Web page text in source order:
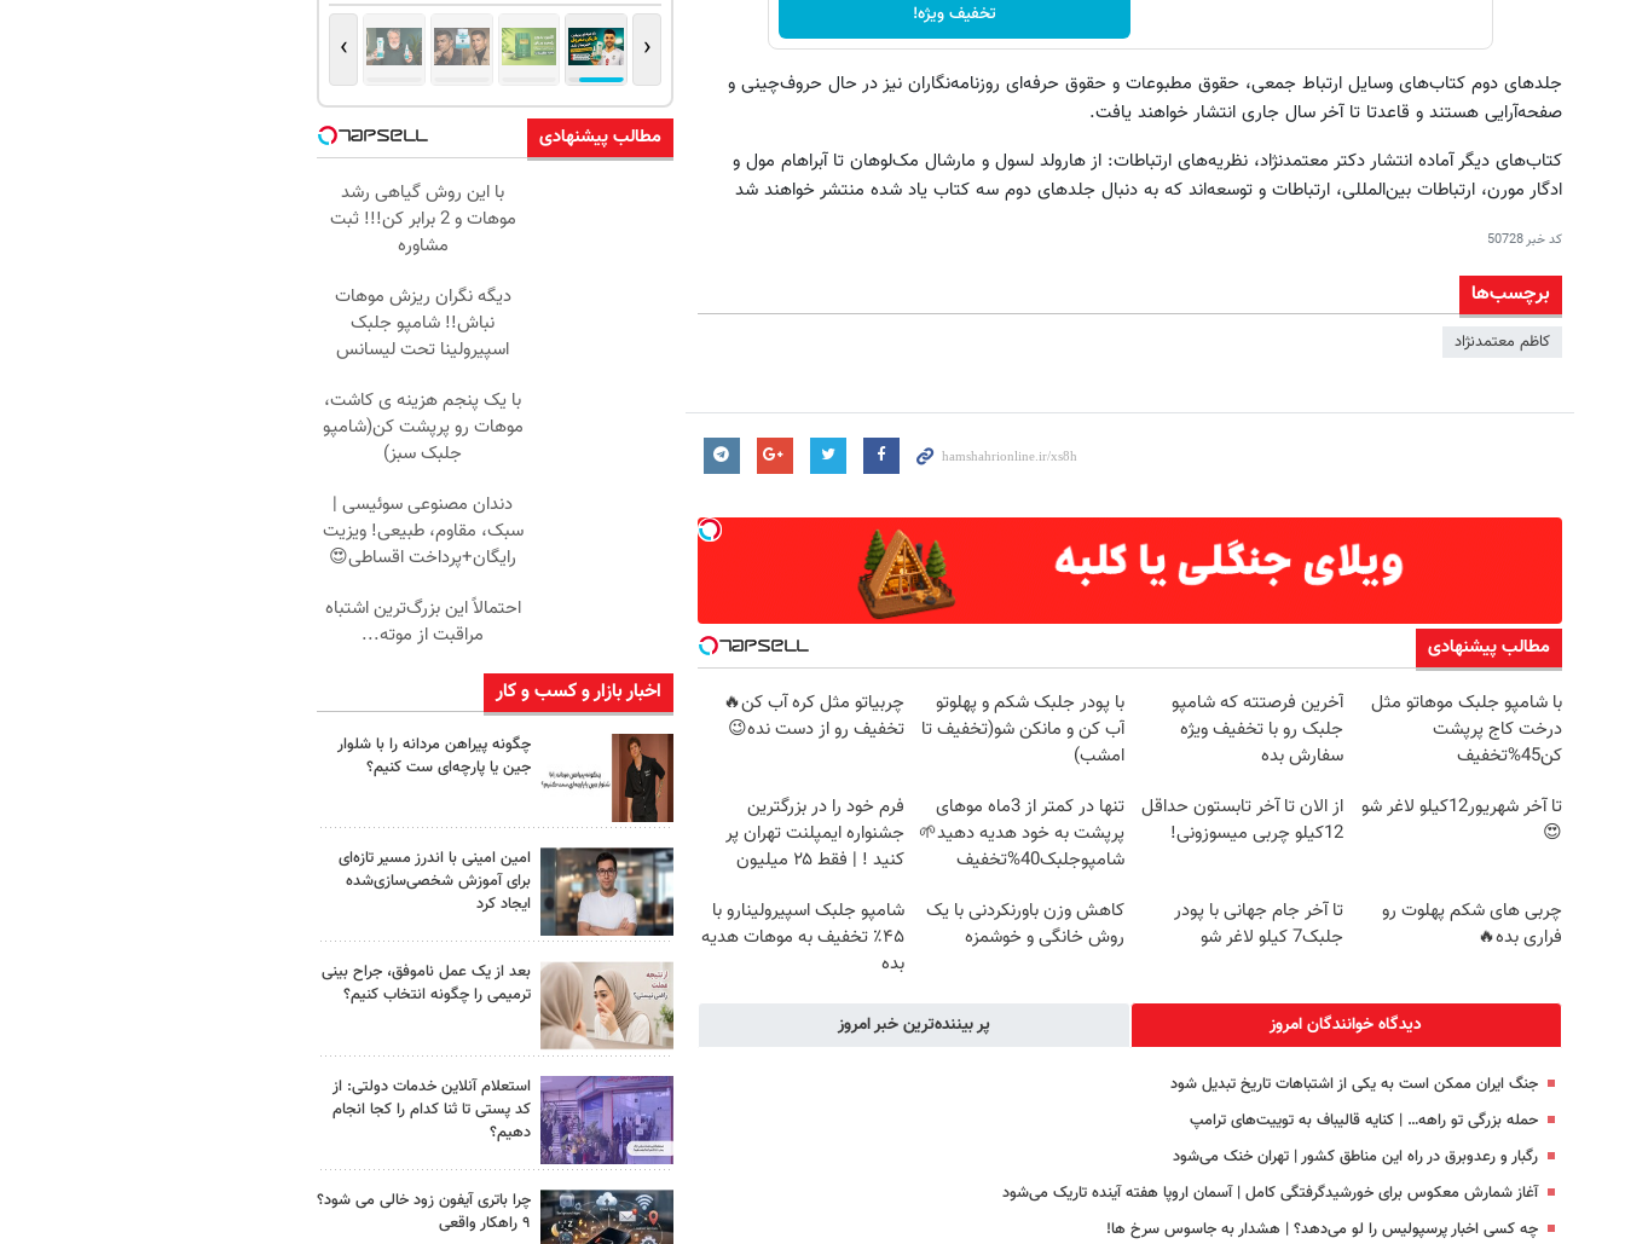
تخفیف ویژه!
جلدهای دوم کتاب‌های وسایل ارتباط جمعی، حقوق مطبوعات و حقوق حرفه‌ای روزنامه‌نگاران نیز در حال حروف‌چینی و
صفحه‌آرایی هستند و قاعدتا تا آخر سال جاری انتشار خواهند یافت.
کتاب‌های دیگر آماده انتشار دکتر معتمد‌نژاد، نظریه‌های ارتباطات: از هارولد لسول و مارشال مک‌لوهان تا آبراهام مول و
ادگار مورن، ارتباطات بین‌المللی، ارتباطات و توسعه‌اند که به دنبال جلد‌های دوم سه کتاب یاد شده منتشر خواهند شد
کد خبر50728
برچسب‌ها
کاظم معتمدنژاد
مطالب پیشنهادی
با شامپو جلبک موهاتو مثل
درخت کاج پرپشت
کن45%تخفیف
آخرین فرصتته که شامپو
جلبک رو با تخفیف ویژه
سفارش بده
با پودر جلبک شکم و پهلوتو
آب کن و مانکن شو(تخفیف تا
امشب)
چربیاتو مثل کره آب کن🔥
تخفیف رو از دست نده😉
تا آخر شهریور12کیلو لاغر شو
😍
از الان تا آخر تابستون حداقل
12کیلو چربی میسوزونی!
تنها در کمتر از 3ماه موهای
پرپشت به خود هدیه دهید🌱
شامپوجلبک40%تخفیف
فرم خود را در بزرگترین
جشنواره ایمپلنت تهران پر
کنید ! | فقط ۲۵ میلیون
چربی های شکم پهلوت رو
فراری بده🔥
تا آخر جام جهانی با پودر
جلبک7 کیلو لاغر شو
کاهش وزن باورنکردنی با یک
روش خانگی و خوشمزه
شامپو جلبک اسپیرولینارو با
۴۵٪ تخفیف به موهات هدیه
بده
دیدگاه خوانندگان امروز پر بیننده‌ترین خبر امروز
جنگ ایران ممکن است به یکی از اشتباهات تاریخ تبدیل شود
حمله بزرگی تو راهه… | کنایه قالیباف به توییت‌های ترامپ
رگبار و رعدوبرق در راه این مناطق کشور | تهران خنک می‌شود
آغاز شمارش معکوس برای خورشیدگرفتگی کامل | آسمان اروپا هفته آینده تاریک می‌شود
چه کسی اخبار پرسپولیس را لو می‌دهد؟ | هشدار به جاسوس سرخ ها!
‹
›
مطالب پیشنهادی
با این روش گیاهی رشد
موهات و 2 برابر کن!!! ثبت
مشاوره
دیگه نگران ریزش موهات
نباش!! شامپو جلبک
اسپیرولینا تحت لیسانس
با یک پنجم هزینه ی کاشت،
موهات رو پرپشت کن(شامپو
جلبک سبز)
دندان مصنوعی سوئیسی |
سبک، مقاوم، طبیعی! ویزیت
رایگان+پرداخت اقساطی😍
احتمالاً این بزرگ‌ترین اشتباه
مراقبت از موته...
اخبار بازار و کسب و کار
چگونه پیراهن مردانه را با شلوار
جین یا پارچه‌ای ست کنیم؟
امین امینی با اندرز مسیر تازه‌ای
برای آموزش شخصی‌سازی‌شده
ایجاد کرد
بعد از یک عمل ناموفق، جراح بینی
ترمیمی را چگونه انتخاب کنیم؟
استعلام آنلاین خدمات دولتی: از
کد پستی تا ثنا کدام را کجا انجام
دهیم؟
چرا باتری آیفون زود خالی می شود؟
۹ راهکار واقعی